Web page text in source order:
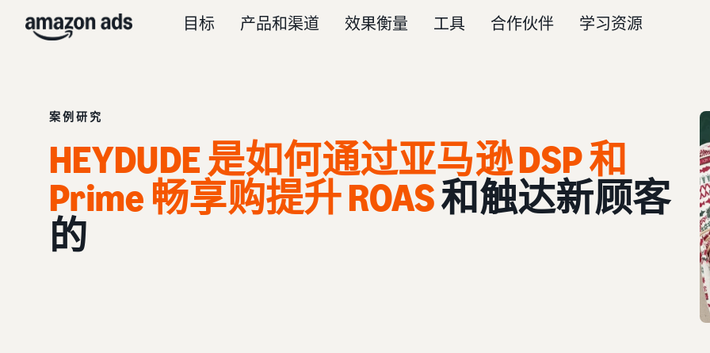
目标 产品和渠道 效果衡量 工具 合作伙伴 学习资源
案例研究
HEYDUDE 是如何通过亚马逊 DSP 和
Prime 畅享购提升 ROAS和触达新顾客
的